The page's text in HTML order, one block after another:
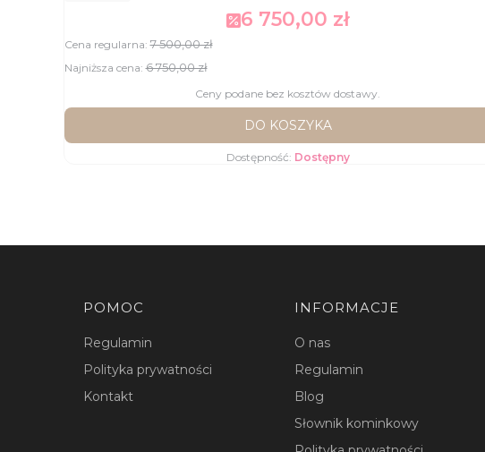
Cena promocyjna
6 750,00 zł
Cena regularna: 7 500,00 zł
Najniższa cena: 6 750,00 zł
Ceny podane bez kosztów dostawy.
DO KOSZYKA
Dostępność: Dostępny
Linki w stopce
POMOC
Regulamin
Polityka prywatności
Kontakt
INFORMACJE
O nas
Regulamin
Blog
Słownik kominkowy